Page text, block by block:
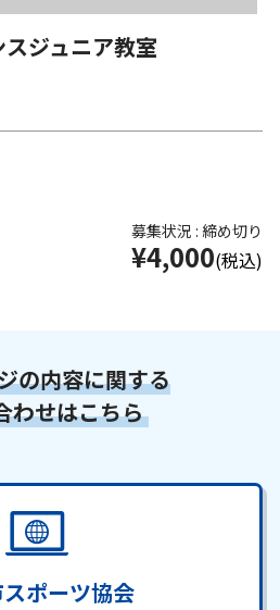
スジュニア教室
募集状況 : 締め切り
¥4,000(税込)
の内容に関する
わせはこちら
ポーツ協会